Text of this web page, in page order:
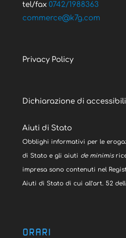
tel/fax 0742/1988363
moc.g7k
@ecremmoc
Privacy Policy
Dichiarazione di
Aiuti di Stato
Obblighi informativi per le
di Stato e gli aiuti de minimis
impresa sono contenuti nel
Aiuti di Stato di cui all’art. 52
ORARI